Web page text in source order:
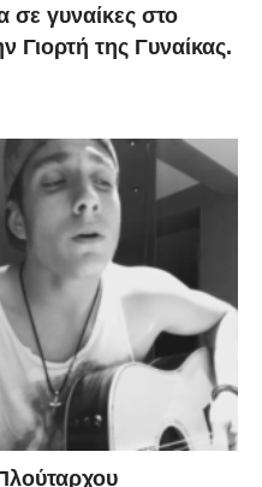
σε γυναίκες στο
Γιορτή της Γυναίκας.